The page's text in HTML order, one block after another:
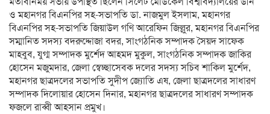
ও মহানগর বিএনপির সহ-সভাপতি ডা. নাজমুল ইসলাম, মহানগর
বিএনপির সহ-সভাপতি জিয়াউল গণি আরেফিন জিল্লুর, মহানগর বিএনপির
সম্মানিত সদস্য বদরুদ্দোজা বদর, সাংগঠনিক সম্পাদক সৈয়দ সাফেক
মাহবুব, যুগ্ম সম্পাদক মুর্শেদ আহমদ মুকুল, সাংগঠনিক সম্পাদক জাকির
হোসেন মজুমদার, জেলা স্বেচ্ছাসেবক দলের সদস্য সচিব শাকিল মুর্শেদ,
মহানগর ছাত্রদলের সভাপতি সুদীপ জ্যোতি এষ, জেলা ছাত্রদলের সাধারণ
সম্পাদক দিলোয়ার হোসেন দিনার, মহানগর ছাত্রদলের সাধারণ সম্পাদক
ফজলে রাব্বী আহসান প্রমুখ।